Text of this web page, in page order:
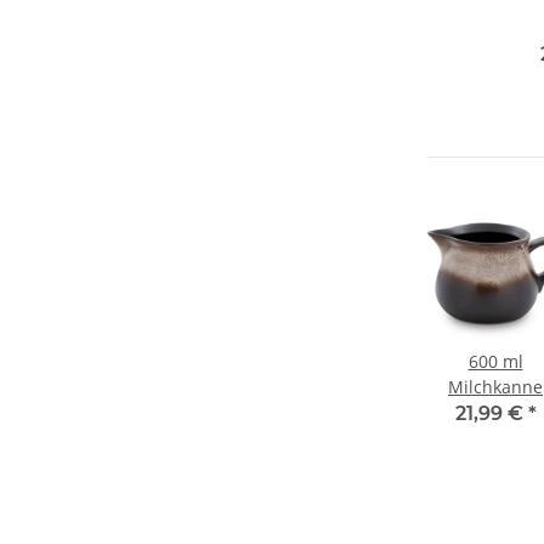
600 ml
Milchkanne
Sahnegießer
21,99 € *